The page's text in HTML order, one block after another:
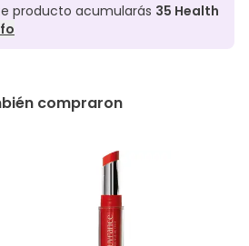
producto acumularás 35 Health
compraron